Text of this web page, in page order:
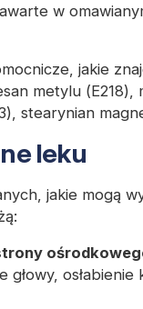
w
jakie
metylu (E218),
stearynian
leku
jakie mogą
głowy,